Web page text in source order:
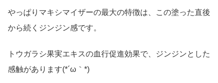
やっぱりマキシマイザーの最大の特徴は、この塗った直後
から続くジンジン感です。
トウガラシ果実エキスの血行促進効果で、ジンジンとした
感触があります(*´ω｀*)